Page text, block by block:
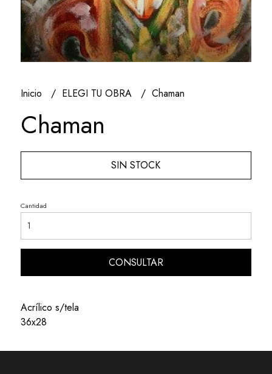
Inicio ELEGI TU OBRA Chaman
Chaman
SIN STOCK
Cantidad
CONSULTAR
Acrílico s/tela
36x28